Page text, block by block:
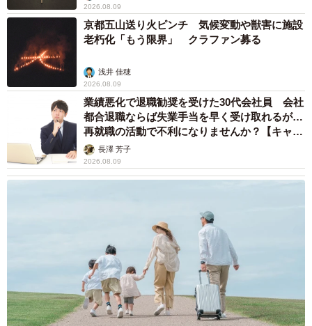
2026.08.09
京都五山送り火ピンチ 気候変動や獣害に施設
老朽化「もう限界」 クラファン募る
浅井 佳穂
2026.08.09
業績悪化で退職勧奨を受けた30代会社員 会社
都合退職ならば失業手当を早く受け取れるが…
再就職の活動で不利になりませんか？【キャリ
アカウンセラーが解説】
長澤 芳子
2026.08.09